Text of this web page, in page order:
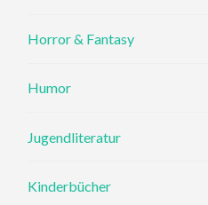
Horror & Fantasy
Humor
Jugendliteratur
Kinderbücher